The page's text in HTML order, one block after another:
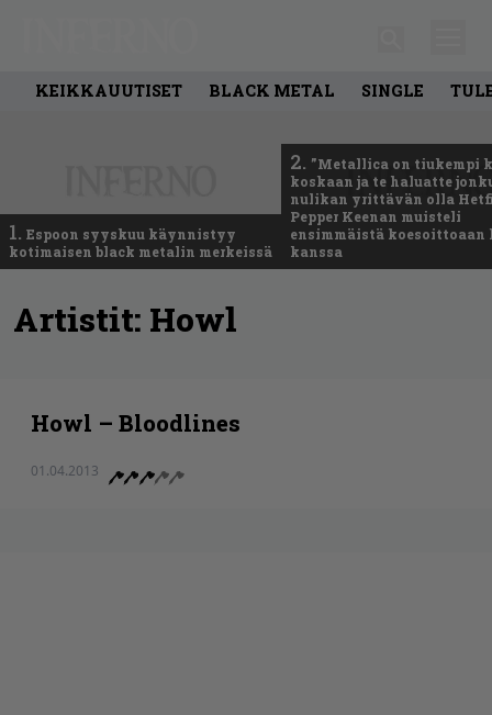
KEIKKAUUTISET BLACK METAL SINGLE
1. Espoon syyskuu käynnistyy
kotimaisen black metalin merkeissä
2. ”Metallica on tiukempi
koskaan ja te haluatte
nulikan yrittävän olla
Pepper Keenan muisteli
ensimmäistä
kanssa
Artistit: Howl
Howl – Bloodlines
01.04.2013